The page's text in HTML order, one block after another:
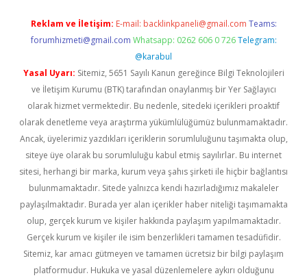
Reklam ve İletişim: E-mail: backlinkpaneli@gmail.com Teams:
forumhizmeti@gmail.com Whatsapp: 0262 606 0 726 Telegram:
@karabul
Yasal Uyarı: Sitemiz, 5651 Sayılı Kanun gereğince Bilgi Teknolojileri
ve İletişim Kurumu (BTK) tarafından onaylanmış bir Yer Sağlayıcı
olarak hizmet vermektedir. Bu nedenle, sitedeki içerikleri proaktif
olarak denetleme veya araştırma yükümlülüğümüz bulunmamaktadır.
Ancak, üyelerimiz yazdıkları içeriklerin sorumluluğunu taşımakta olup,
siteye üye olarak bu sorumluluğu kabul etmiş sayılırlar. Bu internet
sitesi, herhangi bir marka, kurum veya şahıs şirketi ile hiçbir bağlantısı
bulunmamaktadır. Sitede yalnızca kendi hazırladığımız makaleler
paylaşılmaktadır. Burada yer alan içerikler haber niteliği taşımamakta
olup, gerçek kurum ve kişiler hakkında paylaşım yapılmamaktadır.
Gerçek kurum ve kişiler ile isim benzerlikleri tamamen tesadüfidir.
Sitemiz, kar amacı gütmeyen ve tamamen ücretsiz bir bilgi paylaşım
platformudur. Hukuka ve yasal düzenlemelere aykırı olduğunu